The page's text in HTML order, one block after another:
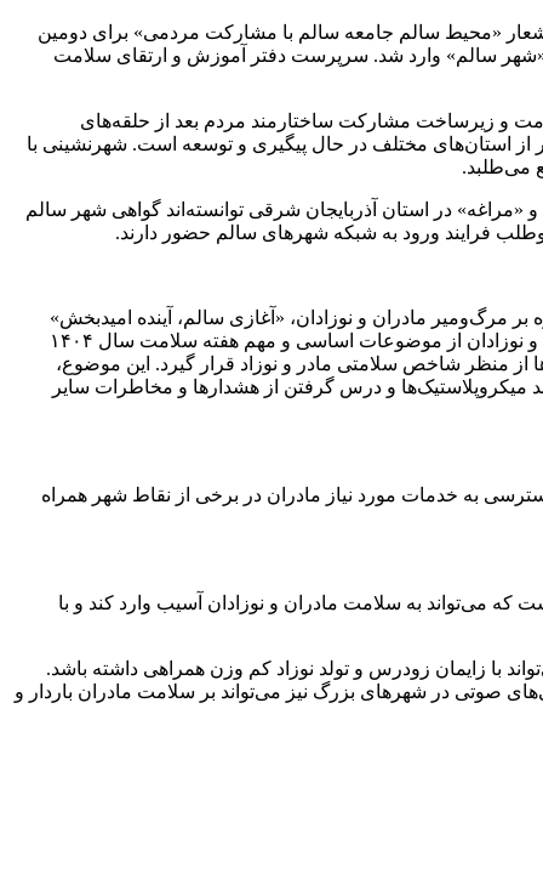
«محیط سالم جامعه سالم با مشارکت مردمی» برای دومین
شهر دماوند به برنامه «شهر سالم» وارد شد. سرپرست دفتر آموزش و ارتقای سلامت
ارتقادهنده سلامت و زیرساخت مشارکت ساختارمند مردم بعد از حلقه‌های
بزرگترین و کلیدی‌ترین برنامه ارتقای سلامت در معاونت بهداشت وزارت بهداشت به حساب می‌آید که در بیش از ۲۰ شهر از استان‌های مختلف در حال پیگیری و توسعه است. شهرنشینی با
می‌طلبد.
گفت: شهرهای «سهند» و «مراغه» در استان آذربایجان شرقی توانسته‌اند گواهی شهر سالم
فرایند ورود به شبکه شهرهای سالم حضور دارند.
مرگ‌ومیر مادران و نوزادان، «آغازی سالم، آینده امیدبخش»
نامگذاری شده و همچین با توجه به اولویت جهانی موضوع مرگ‌ومیر مادران و نوزادان و اولویت ملی موضوع جوانی جمعیت، سلامت مادران و نوزادان از موضوعات اساسی و مهم هفته سلامت سال ۱۴۰۴
منظر شاخص سلامتی مادر و نوزاد قرار گیرد. این موضوع،
میکروپلاستیک‌ها و درس گرفتن از هشدارها و مخاطرات سایر
به خدمات مورد نیاز مادران در برخی از نقاط شهر همراه
می‌تواند به سلامت مادران و نوزادان آسیب وارد کند و با
با زایمان زودرس و تولد نوزاد کم وزن همراهی داشته باشد.
صوتی در شهرهای بزرگ نیز می‌تواند بر سلامت مادران باردار و